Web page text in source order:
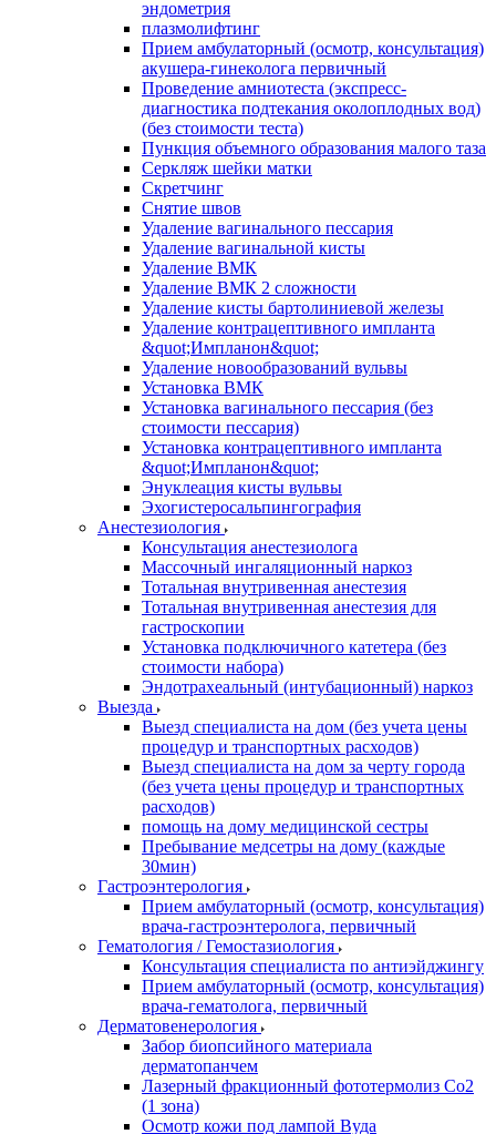
эндометрия
плазмолифтинг
Прием амбулаторный (осмотр, консультация)
акушера-гинеколога первичный
Проведение амниотеста (экспресс-
диагностика подтекания околоплодных вод)
(без стоимости теста)
Пункция объемного образования малого таза
Серкляж шейки матки
Скретчинг
Снятие швов
Удаление вагинального пессария
Удаление вагинальной кисты
Удаление ВМК
Удаление ВМК 2 сложности
Удаление кисты бартолиниевой железы
Удаление контрацептивного импланта
&quot;Импланон&quot;
Удаление новообразований вульвы
Установка ВМК
Установка вагинального пессария (без
стоимости пессария)
Установка контрацептивного импланта
&quot;Импланон&quot;
Энуклеация кисты вульвы
Эхогистеросальпингография
Анестезиология
Консультация анестезиолога
Массочный ингаляционный наркоз
Тотальная внутривенная анестезия
Тотальная внутривенная анестезия для
гастроскопии
Установка подключичного катетера (без
стоимости набора)
Эндотрахеальный (интубационный) наркоз
Выезда
Выезд специалиста на дом (без учета цены
процедур и транспортных расходов)
Выезд специалиста на дом за черту города
(без учета цены процедур и транспортных
расходов)
помощь на дому медицинской сестры
Пребывание медсетры на дому (каждые
30мин)
Гастроэнтерология
Прием амбулаторный (осмотр, консультация)
врача-гастроэнтеролога, первичный
Гематология / Гемостазиология
Консультация специалиста по антиэйджингу
Прием амбулаторный (осмотр, консультация)
врача-гематолога, первичный
Дерматовенерология
Забор биопсийного материала
дерматопанчем
Лазерный фракционный фототермолиз Со2
(1 зона)
Осмотр кожи под лампой Вуда